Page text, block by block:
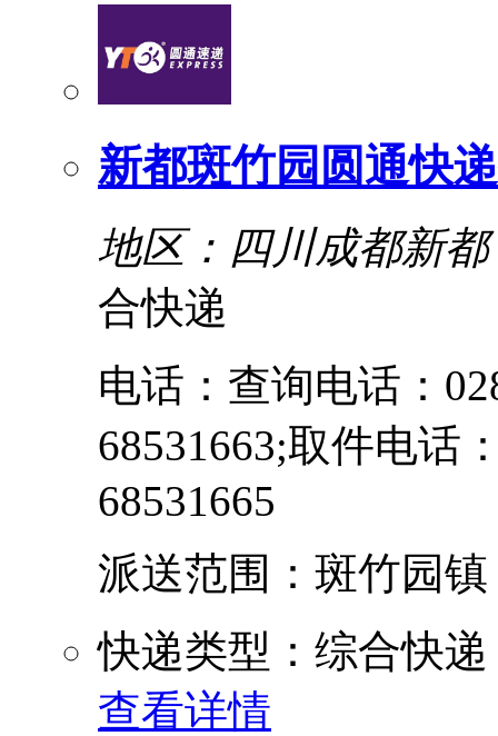
新都斑竹园圆通快
地区：四川成都新都
合快递
电话：查询电话：
68531663;取件电话
68531665
派送范围：斑竹园
快递类型：综合快递
查看详情